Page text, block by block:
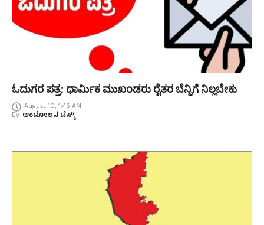
ಓದುಗರ ಪತ್ರ: ಧಾರ್ಮಿಕ ಮುಖಂಡರು ರೈತರ ಬೆನ್ನಿಗೆ ನಿಲ್ಲಬೇಕು
August 10, 1:46 AM
By ಆಂದೋಲನ ಡೆಸ್ಕ್